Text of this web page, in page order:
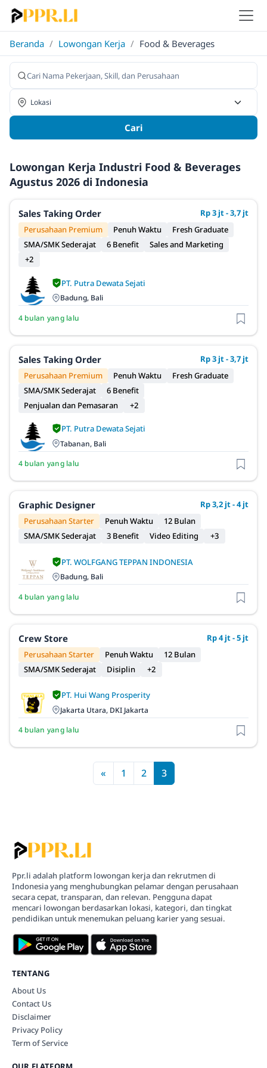
Beranda / Lowongan Kerja / Food & Beverages
Cari
Lowongan Kerja Industri Food & Beverages
Agustus 2026 di Indonesia
Sales Taking Order
Rp 3 jt - 3,7 jt
Perusahaan Premium
Penuh Waktu
Fresh Graduate
SMA/SMK Sederajat
6 Benefit
Sales and Marketing
+2
PT. Putra Dewata Sejati
Badung, Bali
4 bulan yang lalu
Sales Taking Order
Rp 3 jt - 3,7 jt
Perusahaan Premium
Penuh Waktu
Fresh Graduate
SMA/SMK Sederajat
6 Benefit
Penjualan dan Pemasaran
+2
PT. Putra Dewata Sejati
Tabanan, Bali
4 bulan yang lalu
Graphic Designer
Rp 3,2 jt - 4 jt
Perusahaan Starter
Penuh Waktu
12 Bulan
SMA/SMK Sederajat
3 Benefit Video Editing +3
PT. WOLFGANG TEPPAN INDONESIA
Badung, Bali
4 bulan yang lalu
Crew Store
Rp 4 jt - 5 jt
Perusahaan Starter
Penuh Waktu
12 Bulan
SMA/SMK Sederajat
Disiplin +2
PT. Hui Wang Prosperity
Jakarta Utara, DKI Jakarta
4 bulan yang lalu
« 1 2 3
Ppr.li adalah platform lowongan kerja dan rekrutmen di
Indonesia yang menghubungkan pelamar dengan perusahaan
secara cepat, transparan, dan relevan. Pengguna dapat
mencari lowongan berdasarkan lokasi, kategori, dan tingkat
pendidikan untuk menemukan peluang karier yang sesuai.
TENTANG
About Us
Contact Us
Disclaimer
Privacy Policy
Term of Service